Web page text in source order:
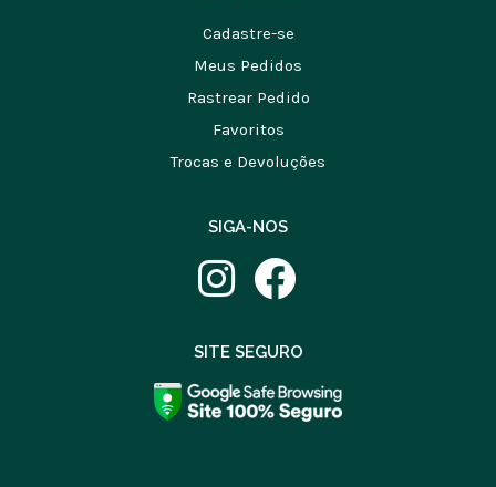
Cadastre-se
Meus Pedidos
Rastrear Pedido
Favoritos
Trocas e Devoluções
SIGA-NOS
SITE SEGURO